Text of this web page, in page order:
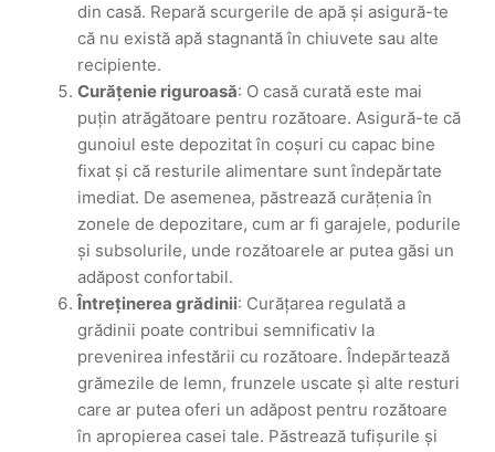
din casă. Repară scurgerile de apă și asigură-te
că nu există apă stagnantă în chiuvete sau alte
recipiente.
Curățenie riguroasă: O casă curată este mai
puțin atrăgătoare pentru rozătoare. Asigură-te că
gunoiul este depozitat în coșuri cu capac bine
fixat și că resturile alimentare sunt îndepărtate
imediat. De asemenea, păstrează curățenia în
zonele de depozitare, cum ar fi garajele, podurile
și subsolurile, unde rozătoarele ar putea găsi un
adăpost confortabil.
Întreținerea grădinii: Curățarea regulată a
grădinii poate contribui semnificativ la
prevenirea infestării cu rozătoare. Îndepărtează
grămezile de lemn, frunzele uscate și alte resturi
care ar putea oferi un adăpost pentru rozătoare
în apropierea casei tale. Păstrează tufișurile și